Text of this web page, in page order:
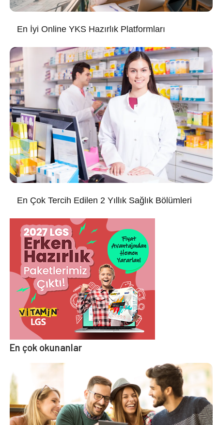
En İyi Online YKS Hazırlık Platformları
En Çok Tercih Edilen 2 Yıllık Sağlık Bölümleri
En çok okunanlar